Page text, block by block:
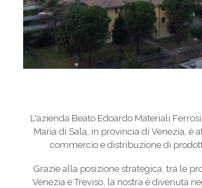
L'azienda Beato Edoardo Materiali
Maria di Sala, in provincia di Venezia, è
commercio e distribuzione di
Grazie alla posizione strategica, tra le
Venezia e Treviso, la nostra è divenuta